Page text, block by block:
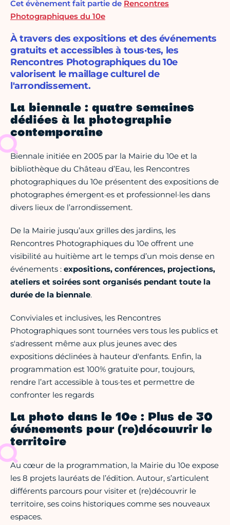
Cet évènement fait partie de Rencontres
Photographiques du 10e
À travers des expositions et des événements
gratuits et accessibles à tous·tes, les
Rencontres Photographiques du 10e
valorisent le maillage culturel de
l'arrondissement.
La biennale : quatre semaines
dédiées à la photographie
contemporaine
Biennale initiée en 2005 par la Mairie du 10e et la
bibliothèque du Château d’Eau, les Rencontres
photographiques du 10e présentent des expositions de
photographes émergent·es et professionnel·les dans
divers lieux de l’arrondissement.
De la Mairie jusqu’aux grilles des jardins, les
Rencontres Photographiques du 10e offrent une
visibilité au huitième art le temps d’un mois dense en
événements : expositions, conférences, projections,
ateliers et soirées sont organisés pendant toute la
durée de la biennale.
Conviviales et inclusives, les Rencontres
Photographiques sont tournées vers tous les publics et
s'adressent même aux plus jeunes avec des
expositions déclinées à hauteur d'enfants. Enfin, la
programmation est 100% gratuite pour, toujours,
rendre l’art accessible à tous·tes et permettre de
confronter les regards
La photo dans le 10e : Plus de 30
événements pour (re)découvrir le
territoire
Au cœur de la programmation, la Mairie du 10e expose
les 8 projets lauréats de l’édition. Autour, s’articulent
différents parcours pour visiter et (re)découvrir le
territoire, ses coins historiques comme ses nouveaux
espaces.